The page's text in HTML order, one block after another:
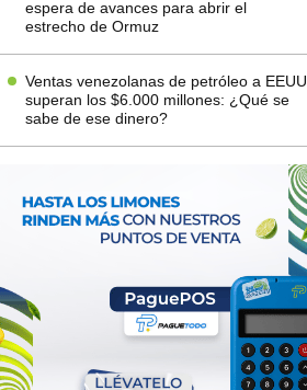
espera de avances para abrir el
estrecho de Ormuz
Ventas venezolanas de petróleo a EEUU
superan los $6.000 millones: ¿Qué se
sabe de ese dinero?